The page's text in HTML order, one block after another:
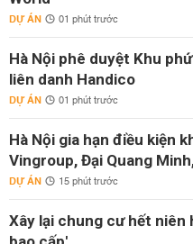
DỰ ÁN 01 phút trước
Hà Nội phê duyệt Khu
liên danh Handico
DỰ ÁN 01 phút trước
Hà Nội gia hạn điều kiện
Vingroup, Đại Quang
DỰ ÁN 15 phút trước
Xây lại chung cư hết niên